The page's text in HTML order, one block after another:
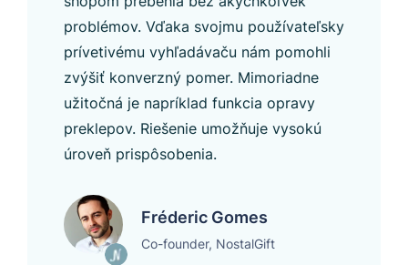
problémov. Vďaka svojmu používateľsky
prívetivému vyhľadávaču nám pomohli
zvýšiť konverzný pomer. Mimoriadne
užitočná je napríklad funkcia opravy
preklepov. Riešenie umožňuje vysokú
úroveň prispôsobenia.
Fréderic Gomes
Co-founder, NostalGift